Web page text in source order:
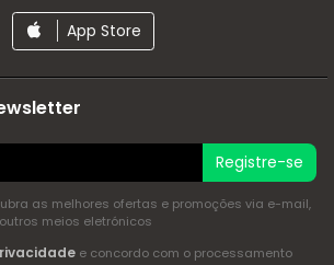
App Store
Registre-se
as melhores ofertas e promoções via e-mail,
meios eletrónicos
e concordo com o processamento